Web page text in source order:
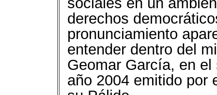
derechos
pronunciamiento
entender dentro del
Geomar García, en
año 2004 emitido por